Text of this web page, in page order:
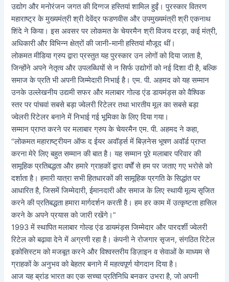
उद्योग और मनोरंजन जगत की दिग्गज हस्तियां शामिल हुईं। पुरस्कार वितरण
महाराष्ट्र के मुख्यमंत्री श्री देवेंद्र फडणवीस और उपमुख्यमंत्री श्री एकनाथ
शिंदे ने किया। इस अवसर पर लोकमत के चेयरमैन श्री विजय दरड़ा, कई मंत्री,
अधिकारी और विभिन्न क्षेत्रों की जानी-मानी हस्तियां मौजूद थीं।
लोकमत मीडिया ग्रुप द्वारा प्रस्तुत यह पुरस्कार उन लोगों को दिया जाता है,
जिन्होंने अपने नेतृत्व और उपलब्धियों से न सिर्फ उद्योगों को नई दिशा दी है, बल्कि
समाज के प्रति भी अपनी जिम्मेदारी निभाई है। एम. पी. अहमद को यह सम्मान
उनके उल्लेखनीय उद्यमी सफर और मलाबार गोल्ड एंड डायमंड्स को वैश्विक
स्तर पर पांचवां सबसे बड़ा ज्वेलरी रिटेलर तथा भारतीय मूल का सबसे बड़ा
ज्वेलरी रिटेलर बनाने में निभाई गई भूमिका के लिए दिया गया।
सम्मान प्राप्त करने पर मलाबार ग्रुप के चेयरमैन एम. पी. अहमद ने कहा,
“लोकमत महाराष्ट्रीयन ऑफ द ईयर अवॉर्ड्स में बिज़नेस भूषण अवॉर्ड प्राप्त
करना मेरे लिए बहुत सम्मान की बात है। यह सम्मान पूरे मलाबार परिवार की
सामूहिक प्रतिबद्धता और हमारे ग्राहकों द्वारा वर्षों से हम पर जताए गए भरोसे को
दर्शाता है। हमारी यात्रा सभी हितधारकों की सामूहिक प्रगति के सिद्धांत पर
आधारित है, जिसमें जिम्मेदारी, ईमानदारी और समाज के लिए स्थायी मूल्य सृजित
करने की प्रतिबद्धता हमारा मार्गदर्शन करती है। हम हर काम में उत्कृष्टता हासिल
करने के अपने प्रयास को जारी रखेंगे।”
1993 में स्थापित मलाबार गोल्ड एंड डायमंड्स जिम्मेदार और पारदर्शी ज्वेलरी
रिटेल को बढ़ावा देने में अग्रणी रहा है। कंपनी ने रोजगार सृजन, संगठित रिटेल
इकोसिस्टम को मजबूत करने और विश्वस्तरीय डिज़ाइन व सेवाओं के माध्यम से
ग्राहकों के अनुभव को बेहतर बनाने में महत्वपूर्ण योगदान दिया है।
आज यह ब्रांड भारत का एक सच्चा प्रतिनिधि बनकर उभरा है, जो अपनी